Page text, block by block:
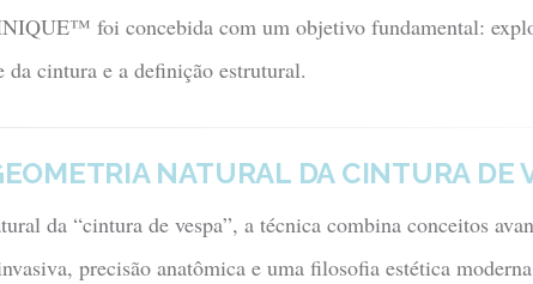
foi concebida com um objetivo fundamental:
da cintura e a definição estrutural.
NATURAL DA CINTURA DE
da “cintura de vespa”, a técnica combina conceitos
precisão anatômica e uma filosofia estética